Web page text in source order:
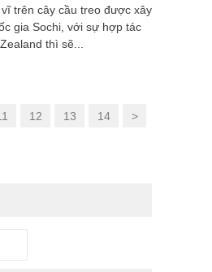
trên cây cầu treo được xây
gia Sochi, với sự hợp tác
thì sẽ...
12 13 14
>